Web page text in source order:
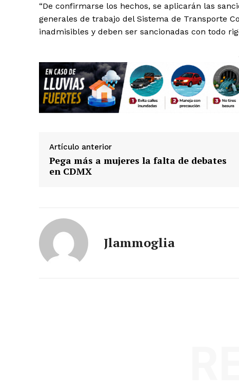
“De confirmarse los hechos, se aplicarán las
generales de trabajo del Sistema de Transporte
inadmisibles y deben ser sancionadas con todo
Artículo anterior
Pega más a mujeres la falta de debates
en CDMX
Jlammoglia